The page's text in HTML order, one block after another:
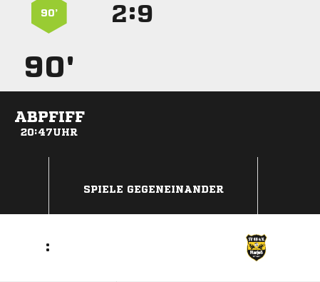
90’ :
90'
ABPFIFF
20:47UHR
SPIELE GEGENEINANDER
: